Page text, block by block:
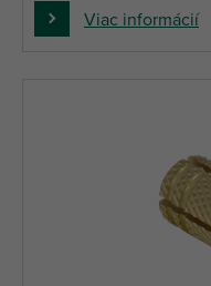
Viac informácií